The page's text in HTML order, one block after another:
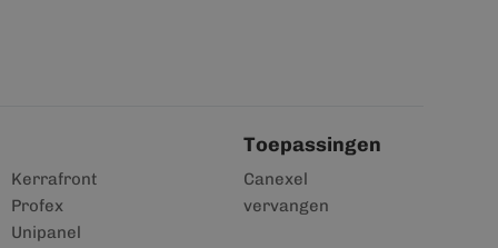
Kerrafront
Profex
Unipanel
Toepassingen
Canexel
vervangen